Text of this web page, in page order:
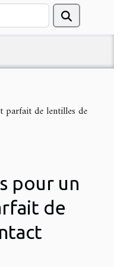
parfait de lentilles de
pour un
de